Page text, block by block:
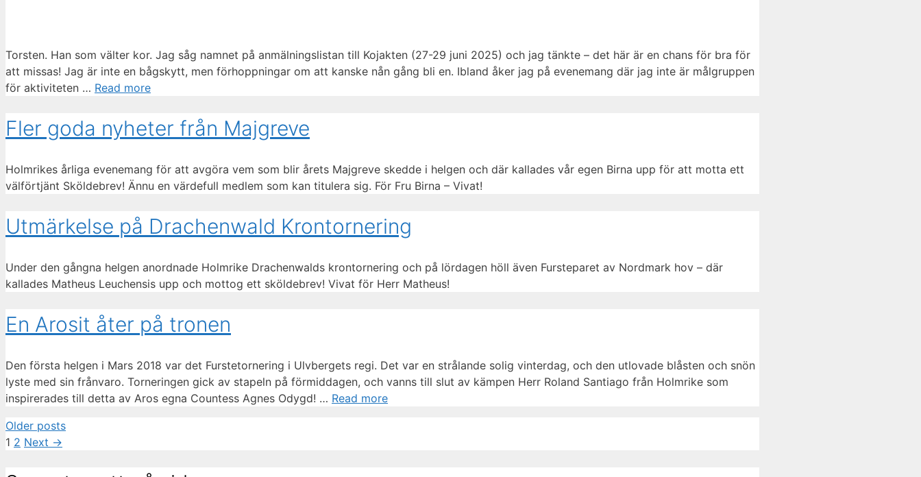
Torsten. Han som välter kor. Jag såg namnet på anmälningslistan till Kojakten (27-29 juni 2025) och jag tänkte – det här är en chans för bra för
att missas! Jag är inte en bågskytt, men förhoppningar om att kanske nån gång bli en. Ibland åker jag på evenemang där jag inte är målgruppen
för aktiviteten … Read more
Fler goda nyheter från Majgreve
Holmrikes årliga evenemang för att avgöra vem som blir årets Majgreve skedde i helgen och där kallades vår egen Birna upp för att motta ett
välförtjänt Sköldebrev! Ännu en värdefull medlem som kan titulera sig. För Fru Birna – Vivat!
Utmärkelse på Drachenwald Krontornering
Under den gångna helgen anordnade Holmrike Drachenwalds krontornering och på lördagen höll även Fursteparet av Nordmark hov – där
kallades Matheus Leuchensis upp och mottog ett sköldebrev! Vivat för Herr Matheus!
En Arosit åter på tronen
Den första helgen i Mars 2018 var det Furstetornering i Ulvbergets regi. Det var en strålande solig vinterdag, och den utlovade blåsten och snön
lyste med sin frånvaro. Torneringen gick av stapeln på förmiddagen, och vanns till slut av kämpen Herr Roland Santiago från Holmrike som
inspirerades till detta av Aros egna Countess Agnes Odygd! … Read more
Older posts
Page
1 Page
2 Next →